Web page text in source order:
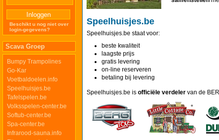
Beschikt u nog niet over
login-gegevens?
Scava Groep
Bumpy Trampolines
Go-Kar
Voetbaldoelen.info
Speelhuisjes.be
Tafelspelen.be
Volksspelen-center.be
Softub-center.be
Spa-center.be
Infrarood-sauna.info
Speelhuisjes.be
Speelhuisjes.be staat voor:
beste kwaliteit
laagste prijs
gratis levering
on-line reserveren
betaling bij levering
Speelhuisjes.be is officiële verdeler van de